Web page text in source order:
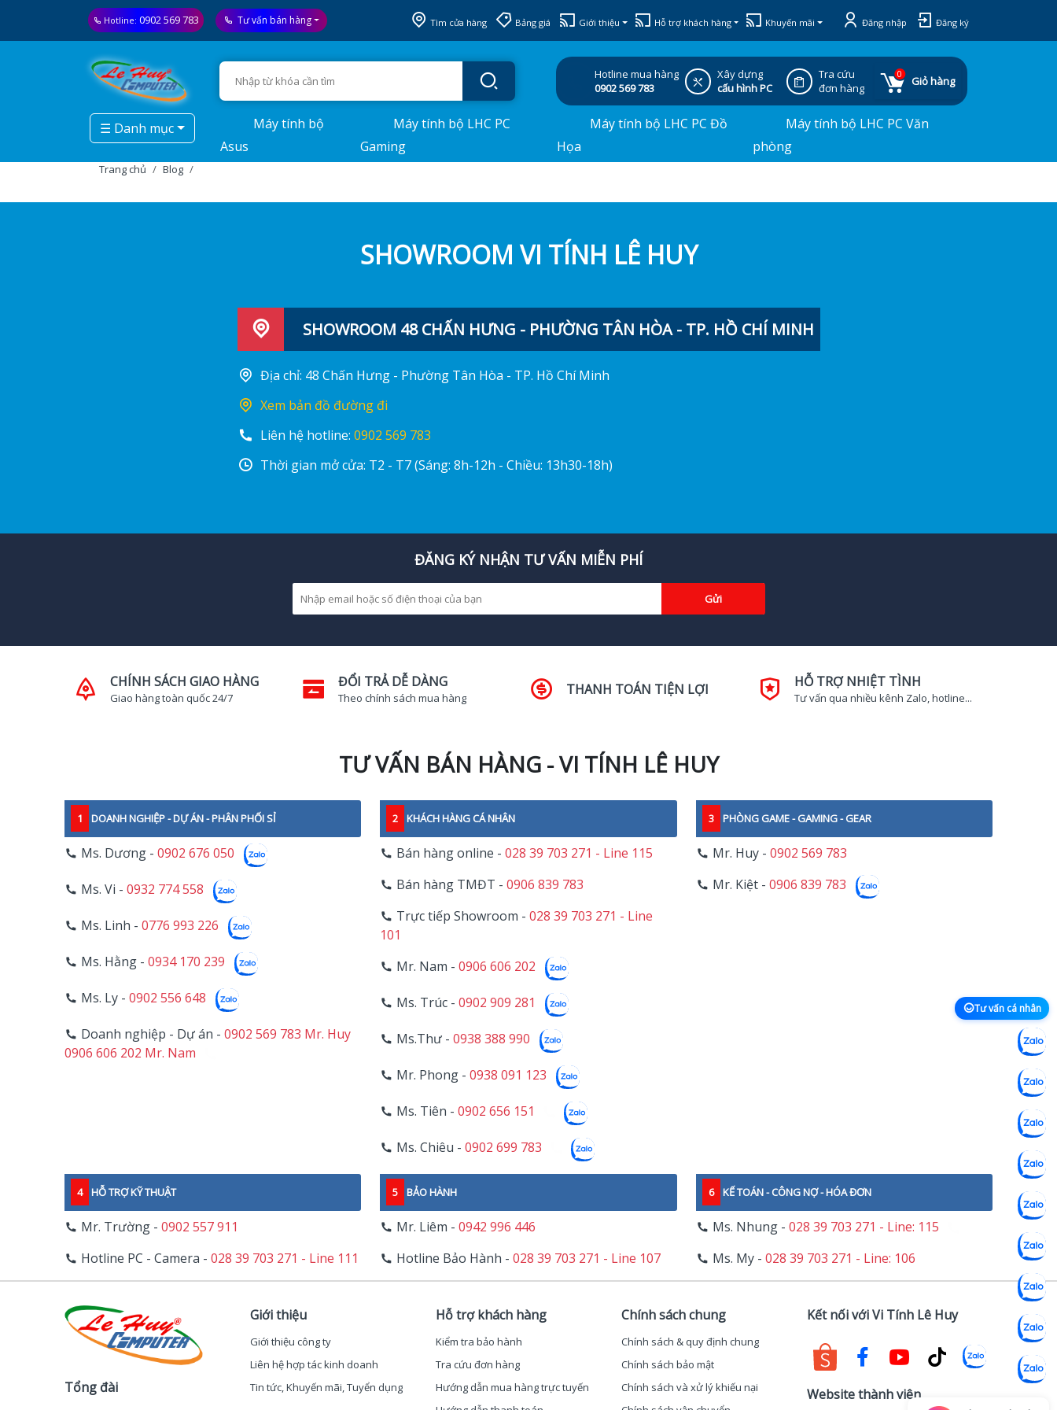
Hotline: 0902 569 783 Tư vấn bán hàng Tìm cửa hàng Bảng giá Giới thiệu Hỗ trợ khách hàng Khuyến mãi Đăng nhập Đăng ký
Hotline mua hàng
0902 569 783
Xây dựng
cấu hình PC
Tra cứu
đơn hàng
0
Giỏ hàng
☰ Danh mục
Máy tính bộ
Asus
Máy tính bộ LHC PC
Gaming
Máy tính bộ LHC PC Đồ
Họa
Máy tính bộ LHC PC Văn
phòng
Trang chủ Blog
SHOWROOM VI TÍNH LÊ HUY
SHOWROOM 48 CHẤN HƯNG - PHƯỜNG TÂN HÒA - TP. HỒ CHÍ MINH
Địa chỉ: 48 Chấn Hưng - Phường Tân Hòa - TP. Hồ Chí Minh
Xem bản đồ đường đi
Liên hệ hotline: 0902 569 783
Thời gian mở cửa: T2 - T7 (Sáng: 8h-12h - Chiều: 13h30-18h)
ĐĂNG KÝ NHẬN TƯ VẤN MIỄN PHÍ
Gửi
CHÍNH SÁCH GIAO HÀNG
Giao hàng toàn quốc 24/7
ĐỔI TRẢ DỄ DÀNG
Theo chính sách mua hàng
THANH TOÁN TIỆN LỢI HỖ TRỢ NHIỆT TÌNH
Tư vấn qua nhiều kênh Zalo, hotline...
TƯ VẤN BÁN HÀNG - VI TÍNH LÊ HUY
1 DOANH NGHIỆP - DỰ ÁN - PHÂN PHỐI SỈ
Ms. Dương - 0902 676 050
Ms. Vi - 0932 774 558
Ms. Linh - 0776 993 226
Ms. Hằng - 0934 170 239
Ms. Ly - 0902 556 648
Doanh nghiệp - Dự án - 0902 569 783 Mr. Huy
0906 606 202 Mr. Nam
2 KHÁCH HÀNG CÁ NHÂN
Bán hàng online -028 39 703 271 - Line 115
Bán hàng TMĐT -0906 839 783
Trực tiếp Showroom -028 39 703 271 - Line
101
Mr. Nam -0906 606 202
Ms. Trúc -0902 909 281
Ms.Thư -0938 388 990
Mr. Phong -0938 091 123
Ms. Tiên -0902 656 151
Ms. Chiêu -0902 699 783
3 PHÒNG GAME - GAMING - GEAR
Mr. Huy - 0902 569 783
Mr. Kiệt - 0906 839 783
4 HỖ TRỢ KỸ THUẬT
Mr. Trường - 0902 557 911
Hotline PC - Camera - 028 39 703 271 - Line 111
5 BẢO HÀNH
Mr. Liêm -0942 996 446
Hotline Bảo Hành -028 39 703 271 - Line 107
6 KẾ TOÁN - CÔNG NỢ - HÓA ĐƠN
Ms. Nhung - 028 39 703 271 - Line: 115
Ms. My - 028 39 703 271 - Line: 106
Tổng đài
Giới thiệu
Giới thiệu công ty
Liên hệ hợp tác kinh doanh
Tin tức, Khuyến mãi, Tuyển dụng
Hỗ trợ khách hàng
Kiểm tra bảo hành
Tra cứu đơn hàng
Hướng dẫn mua hàng trực tuyến
Chính sách chung
Chính sách & quy định chung
Chính sách bảo mật
Chính sách và xử lý khiếu nại
Kết nối với Vi Tính Lê Huy
Website thành viên
Tư vấn cá nhân